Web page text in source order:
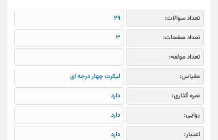
تعداد سوالات:
29
تعداد صفحات:
3
تعداد مولفه:
مقیاس:
لیکرت چهار درجه ای
نمره گذاری:
دارد
روایی:
دارد
اعتبار:
دارد